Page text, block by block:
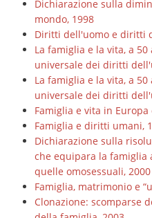
Dichiarazione sulla
mondo, 1998
Diritti dell'uomo e diritti
La famiglia e la vita, a
universale dei diritti
La famiglia e la vita, a
universale dei diritti
Famiglia e vita in Europa
Famiglia e diritti umani,
Dichiarazione sulla
che equipara la famiglia
quelle omosessuali, 2000
Famiglia, matrimonio e
Clonazione: scomparse